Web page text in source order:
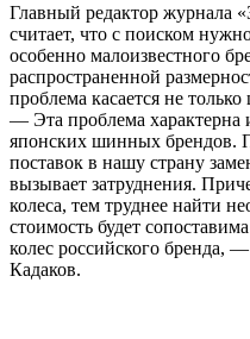
Главный редактор журнала
считает, что с поиском
особенно малоизвестного
распространенной
проблема касается не
— Эта проблема характерна
японских шинных брендов.
поставок в нашу страну
вызывает затруднения.
колеса, тем труднее найти
стоимость будет
колес российского бренда,
Кадаков.